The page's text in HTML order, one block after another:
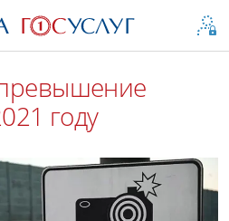
году